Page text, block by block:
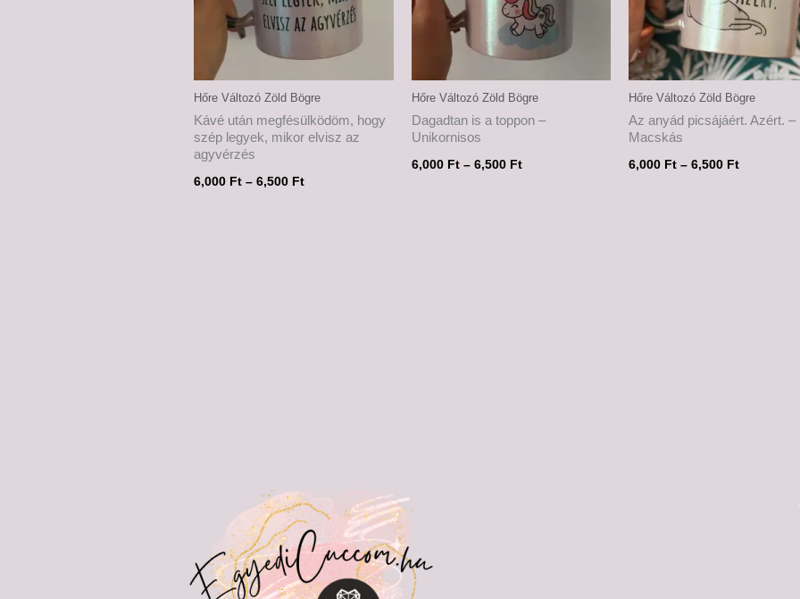
Hőre Változó Zöld Bögre
Kávé után megfésülködöm, hogy
szép legyek, mikor elvisz az
agyvérzés
6,000 Ft – 6,500 Ft
Hőre Változó Zöld Bögre
Dagadtan is a toppon –
Unikornisos
6,000 Ft – 6,500 Ft
Hőre Változó Zöld Bögre
Az anyád picsájáért. Azért. –
Macskás
6,000 Ft – 6,500 Ft